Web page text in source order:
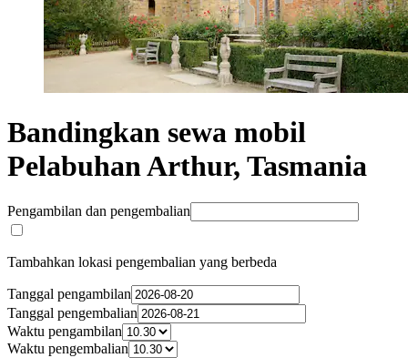
Bandingkan sewa mobil
Pelabuhan Arthur, Tasmania
Pengambilan dan pengembalian
Tambahkan lokasi pengembalian yang berbeda
Tanggal pengambilan
Tanggal pengembalian
Waktu pengambilan
Waktu pengembalian